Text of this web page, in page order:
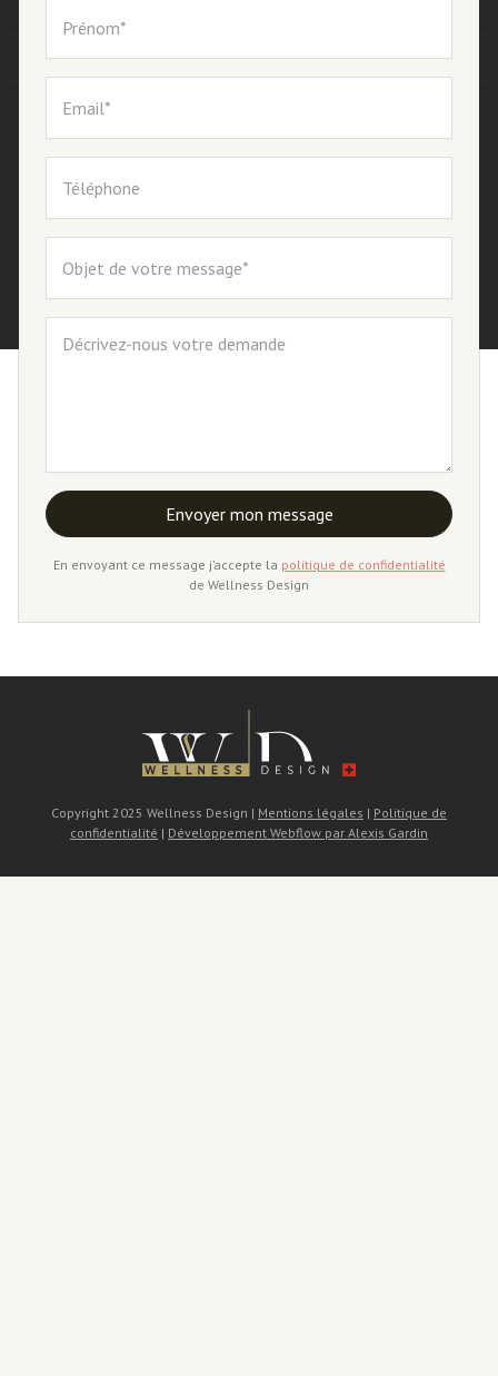
En envoyant ce message j’accepte la politique de confidentialité
de Wellness Design
Copyright 2025 Wellness Design | Mentions légales | Politique de
confidentialité | Développement Webflow par Alexis Gardin